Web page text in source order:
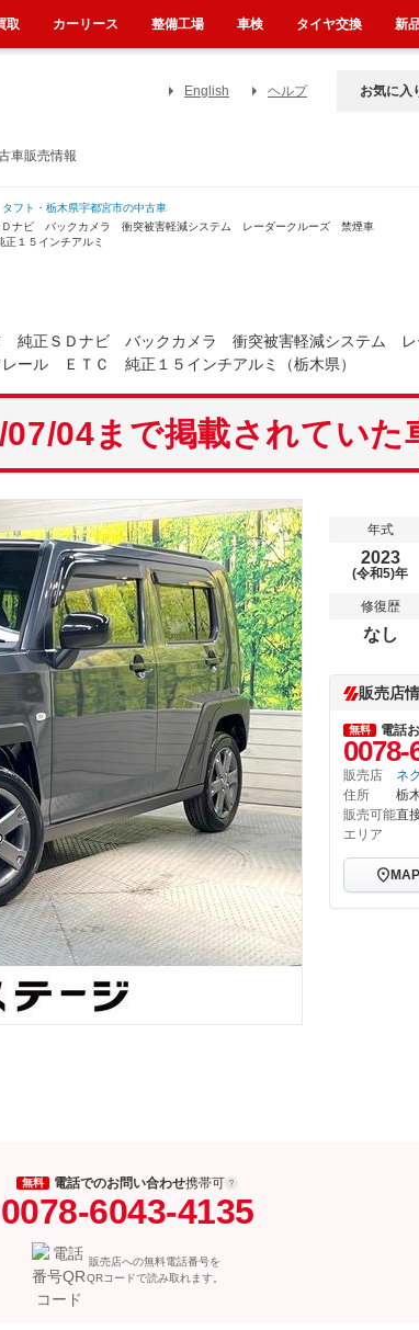
車販売情報
English ヘルプ お気に入
タフト・栃木県宇都宮市の中古車
ナビ バックカメラ 衝突被害軽減システム レーダークルーズ 禁煙車
１５インチアルミ
純正ＳＤナビ バックカメラ 衝突被害軽減システム
ル ＥＴＣ 純正１５インチアルミ（栃木県）
04まで掲載されていた
年式
2023
(令和5)年
修復歴
なし
販売店
無料 電話
0078-
販売店
ネ
住所
栃
販売可能
エリア
直
無料 電話でのお問い合わせ携帯可
0078-6043-4135
販売店への無料電話番号を
QRコードで読み取れます。
取 カーリース 整備工場 車検 タイヤ交換 新